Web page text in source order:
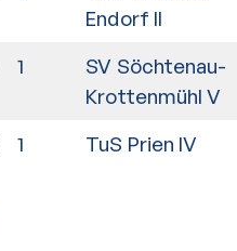
Endorf II
1
SV Söchtenau-
Krottenmühl V
1 TuS Prien IV